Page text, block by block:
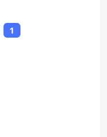
1